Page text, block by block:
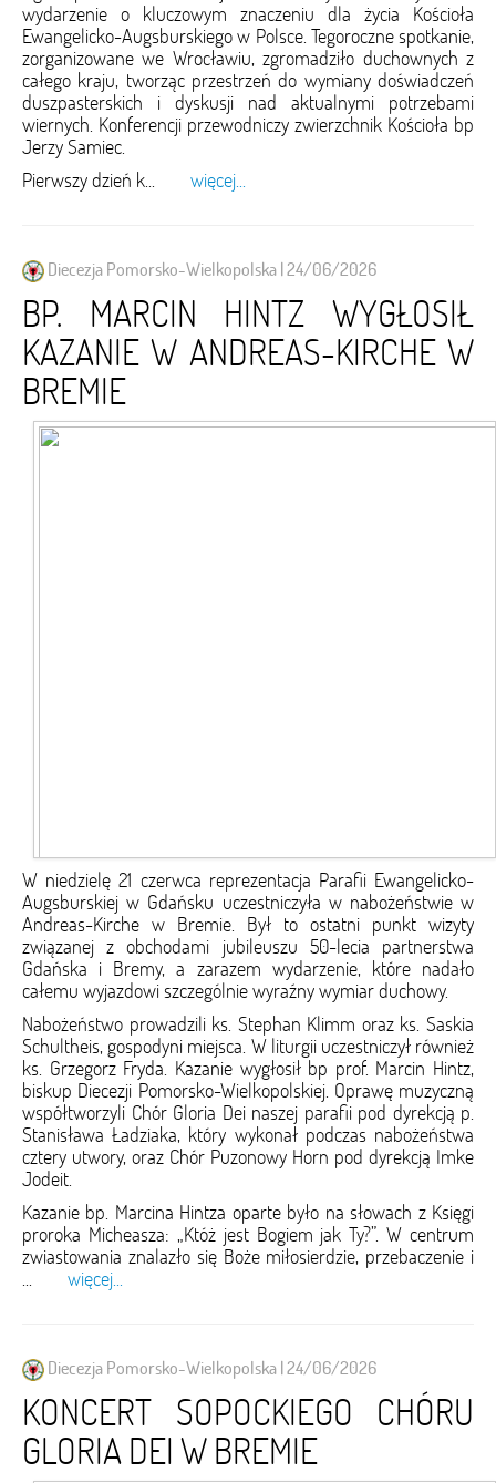
wydarzenie o kluczowym znaczeniu dla życia Kościoła
Ewangelicko-Augsburskiego w Polsce. Tegoroczne spotkanie,
zorganizowane we Wrocławiu, zgromadziło duchownych z
całego kraju, tworząc przestrzeń do wymiany doświadczeń
duszpasterskich i dyskusji nad aktualnymi potrzebami
wiernych. Konferencji przewodniczy zwierzchnik Kościoła bp
Jerzy Samiec.
Pierwszy dzień k... więcej...
Diecezja Pomorsko-Wielkopolska | 24/06/2026
BP. MARCIN HINTZ WYGŁOSIŁ
KAZANIE W ANDREAS-KIRCHE W
BREMIE
W niedzielę 21 czerwca reprezentacja Parafii Ewangelicko-
Augsburskiej w Gdańsku uczestniczyła w nabożeństwie w
Andreas-Kirche w Bremie. Był to ostatni punkt wizyty
związanej z obchodami jubileuszu 50-lecia partnerstwa
Gdańska i Bremy, a zarazem wydarzenie, które nadało
całemu wyjazdowi szczególnie wyraźny wymiar duchowy.
Nabożeństwo prowadzili ks. Stephan Klimm oraz ks. Saskia
Schultheis, gospodyni miejsca. W liturgii uczestniczył również
ks. Grzegorz Fryda. Kazanie wygłosił bp prof. Marcin Hintz,
biskup Diecezji Pomorsko-Wielkopolskiej. Oprawę muzyczną
współtworzyli Chór Gloria Dei naszej parafii pod dyrekcją p.
Stanisława Ładziaka, który wykonał podczas nabożeństwa
cztery utwory, oraz Chór Puzonowy Horn pod dyrekcją Imke
Jodeit.
Kazanie bp. Marcina Hintza oparte było na słowach z Księgi
proroka Micheasza: „Któż jest Bogiem jak Ty?”. W centrum
zwiastowania znalazło się Boże miłosierdzie, przebaczenie i
... więcej...
Diecezja Pomorsko-Wielkopolska | 24/06/2026
KONCERT SOPOCKIEGO CHÓRU
GLORIA DEI W BREMIE